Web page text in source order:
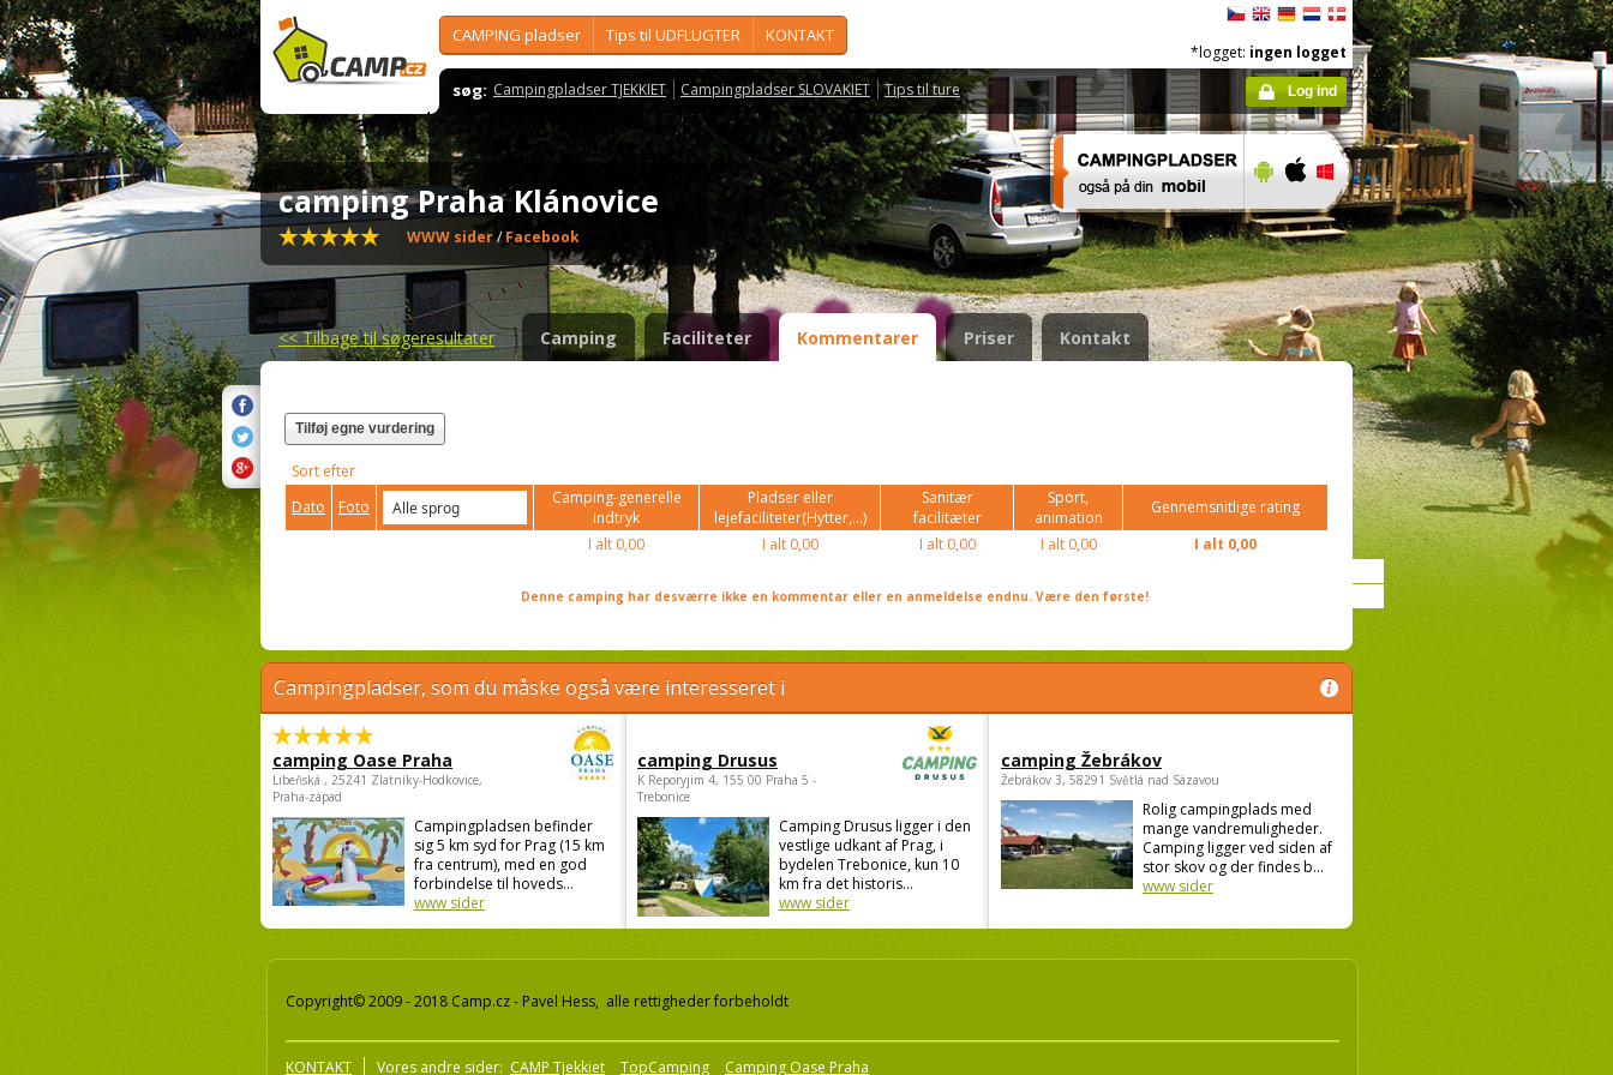
CAMPING pladser Tips til UDFLUGTER KONTAKT
søg: Campingpladser TJEKKIET Campingpladser SLOVAKIET Tips til ture
*logget: ingen logget
Log ind
camping Praha Klánovice
WWW sider/Facebook
<<Tilbage til søgeresultater Camping Faciliteter Kommentarer Priser Kontakt
Tilføj egne vurdering
Sort efter
Dato
Foto
Camping-generelle
indtryk
Pladser eller
lejefaciliteter(Hytter,...)
Sanitær
facilitæter
Sport,
animation
Gennemsnitlige rating
I alt 0,00 I alt0,00 I alt0,00 I alt0,00 I alt 0,00
Denne camping har desværre ikke en kommentar eller en anmeldelse endnu. Være den første!
Campingpladser, som du måske også være interesseret i
camping Oase Praha
Libeňská , 25241 Zlatníky-Hodkovice,
Praha-západ
Campingpladsen befinder
sig 5 km syd for Prag (15 km
fra centrum), med en god
forbindelse til hoveds...
www sider
camping Drusus
K Reporyjim 4, 155 00 Praha 5 -
Trebonice
Camping Drusus ligger i den
vestlige udkant af Prag, i
bydelen Trebonice, kun 10
km fra det historis...
www sider
camping Žebrákov
Žebrákov 3, 58291 Světlá nad Sázavou
Rolig campingplads med
mange vandremuligheder.
Camping ligger ved siden af
stor skov og der findes b...
www sider
Copyright© 2009 - 2018 Camp.cz - Pavel Hess, alle rettigheder forbeholdt
KONTAKT Vores andre sider: CAMP Tjekkiet TopCamping Camping Oase Praha